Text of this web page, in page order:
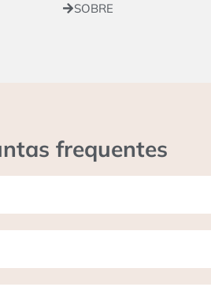
SOBRE
frequentes